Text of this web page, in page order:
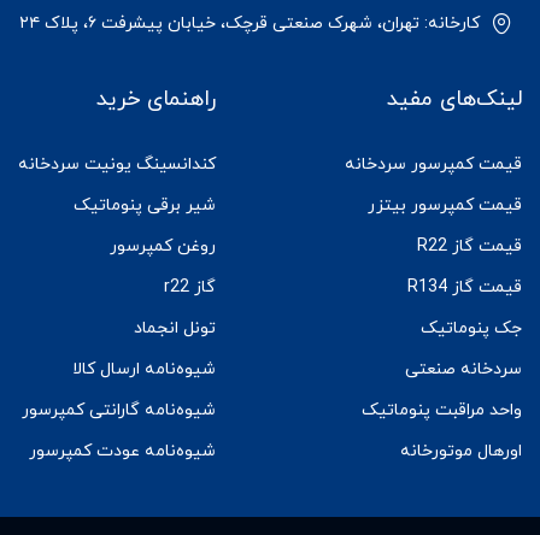
کارخانه: تهران، شهرک صنعتی قرچک، خیابان پیشرفت ۶، پلاک ۲۴
لینک‌های مفید
قیمت کمپرسور سردخانه
قیمت کمپرسور بیتزر
قیمت گاز R22
قیمت گاز R134
جک پنوماتیک
سردخانه صنعتی
واحد مراقبت پنوماتیک
اورهال موتورخانه
راهنمای خرید
کندانسینگ یونیت سردخانه
شیر برقی پنوماتیک
روغن کمپرسور
گاز r22
تونل انجماد
شیوه‌نامه ارسال کالا
شیوه‌نامه گارانتی کمپرسور
شیوه‌نامه عودت کمپرسور